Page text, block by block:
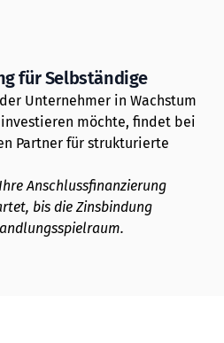
für Selbständige
Unternehmer in Wachstum
möchte, findet bei
Partner für strukturierte
Anschlussfinanzierung
bis die Zinsbindung